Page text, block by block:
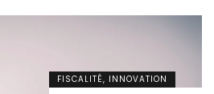
FISCALITÉ, INNOVATION